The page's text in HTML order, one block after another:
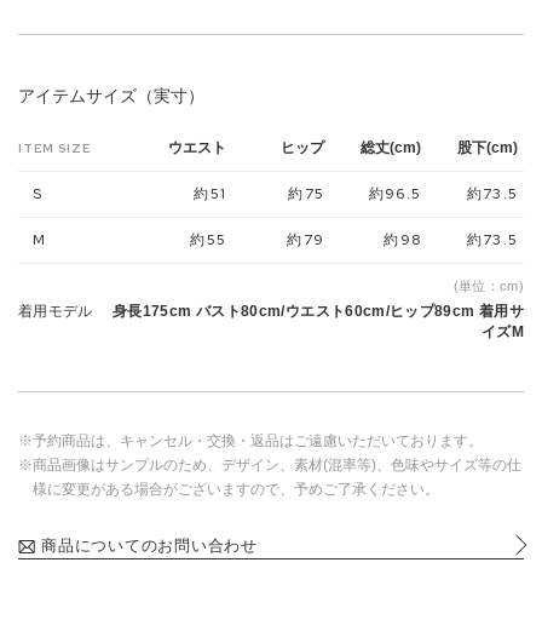
アイテムサイズ（実寸）
ITEM SIZE ウエスト ヒップ 総丈(cm) 股下(cm)
S 約51 約75 約96.5 約73.5
M 約55 約79 約98 約73.5
(単位：cm)
着用モデル
身長175cm バスト80cm/ウエスト60cm/ヒップ89cm 着用サ
イズM
※予約商品は、キャンセル・交換・返品はご遠慮いただいております。
※商品画像はサンプルのため、デザイン、素材(混率等)、色味やサイズ等の仕
様に変更がある場合がございますので、予めご了承ください。
商品についてのお問い合わせ